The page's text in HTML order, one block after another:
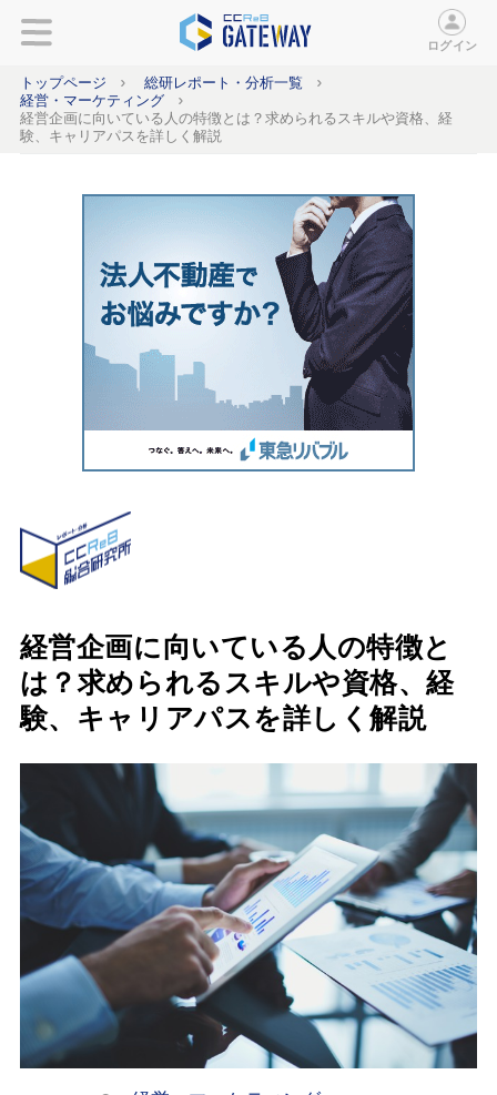
ログイン
トップページ
総研レポート・分析一覧
経営・マーケティング
経営企画に向いている人の特徴とは？求められるスキルや資格、経
験、キャリアパスを詳しく解説
経営企画に向いている人の特徴と
は？求められるスキルや資格、経
験、キャリアパスを詳しく解説